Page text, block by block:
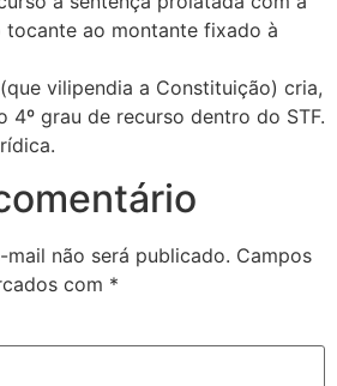
tocante ao montante fixado à
vilipendia a Constituição) cria,
4º grau de recurso dentro do STF.
mail não será publicado. Campos
com *